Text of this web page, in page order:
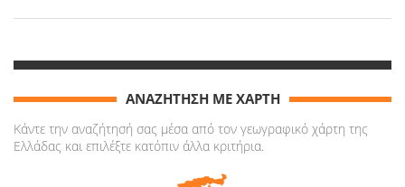
ΑΝΑΖΗΤΗΣΗ ΜΕ ΧΑΡΤΗ
Κάντε την αναζήτησή σας μέσα από τον γεωγραφικό χάρτη της
Ελλάδας και επιλέξτε κατόπιν άλλα κριτήρια.